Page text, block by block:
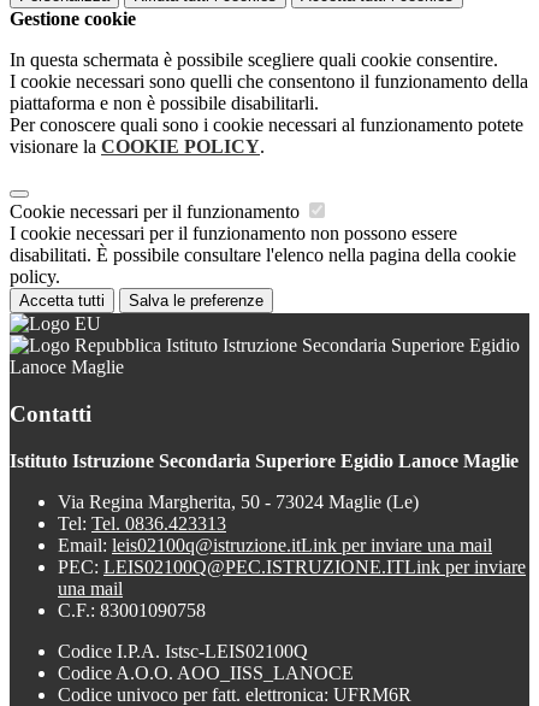
Gestione cookie
In questa schermata è possibile scegliere quali cookie consentire.
I cookie necessari sono quelli che consentono il funzionamento della
piattaforma e non è possibile disabilitarli.
Per conoscere quali sono i cookie necessari al funzionamento potete
visionare la COOKIE POLICY.
Cookie necessari per il funzionamento
I cookie necessari per il funzionamento non possono essere
disabilitati. È possibile consultare l'elenco nella pagina della cookie
policy.
Accetta tutti Salva le preferenze
Istituto Istruzione Secondaria Superiore Egidio
Lanoce Maglie
Contatti
Istituto Istruzione Secondaria Superiore Egidio Lanoce Maglie
Via Regina Margherita, 50 - 73024 Maglie (Le)
Tel: Tel. 0836.423313
Email: leis02100q@istruzione.itLink per inviare una mail
PEC: LEIS02100Q@PEC.ISTRUZIONE.ITLink per inviare
una mail
C.F.: 83001090758
Codice I.P.A. Istsc-LEIS02100Q
Codice A.O.O. AOO_IISS_LANOCE
Codice univoco per fatt. elettronica: UFRM6R